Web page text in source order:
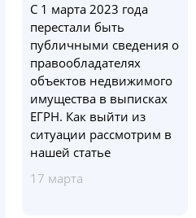
С 1 марта 2023 года
перестали быть
публичными сведения о
правообладателях
объектов недвижимого
имущества в выписках
ЕГРН. Как выйти из
ситуации рассмотрим в
нашей статье
17 марта